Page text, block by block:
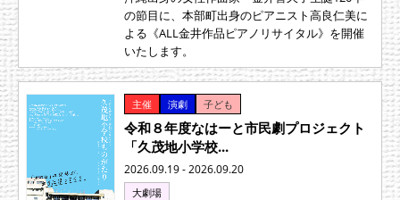
の節目に、本部町出身のピアニスト高良仁美に
よる《ALL金井作品ピアノリサイタル》を開催
いたします。
主催 演劇 子ども
令和８年度なはーと市民劇プロジェクト
「久茂地小学校...
2026.09.19 - 2026.09.20
大劇場